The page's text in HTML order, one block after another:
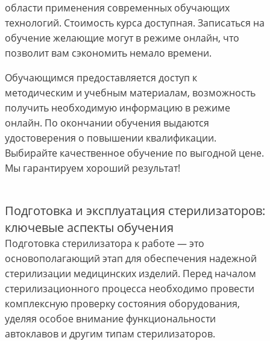
области применения современных обучающих
технологий. Стоимость курса доступная. Записаться на
обучение желающие могут в режиме онлайн, что
позволит вам сэкономить немало времени.
Обучающимся предоставляется доступ к
методическим и учебным материалам, возможность
получить необходимую информацию в режиме
онлайн. По окончании обучения выдаются
удостоверения о повышении квалификации.
Выбирайте качественное обучение по выгодной цене.
Мы гарантируем хороший результат!
Подготовка и эксплуатация стерилизаторов:
ключевые аспекты обучения
Подготовка стерилизатора к работе — это
основополагающий этап для обеспечения надежной
стерилизации медицинских изделий. Перед началом
стерилизационного процесса необходимо провести
комплексную проверку состояния оборудования,
уделяя особое внимание функциональности
автоклавов и другим типам стерилизаторов.